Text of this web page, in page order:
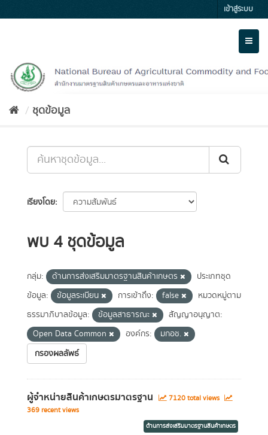
to
เข้าสู่ระบบ
ชุดข้อมูล
เรียงโดย
พบ 4 ชุดข้อมูล
กลุ่ม: ด้านการส่งเสริมมาตรฐานสินค้าเกษตร
ประเภทชุด
ข้อมูล:
ข้อมูลระเบียน การเข้าถึง: false
หมวดหมู่ตาม
ธรรมาภิบาลข้อมูล:
ข้อมูลสาธารณะ
สัญญาอนุญาต:
Open Data Common
องค์กร:
มกอช.
กรองผลลัพธ์
ผู้จำหน่ายสินค้าเกษตรมาตรฐาน
7120 total views
369 recent views
ด้านการส่งเสริมมาตรฐานสินค้าเกษตร